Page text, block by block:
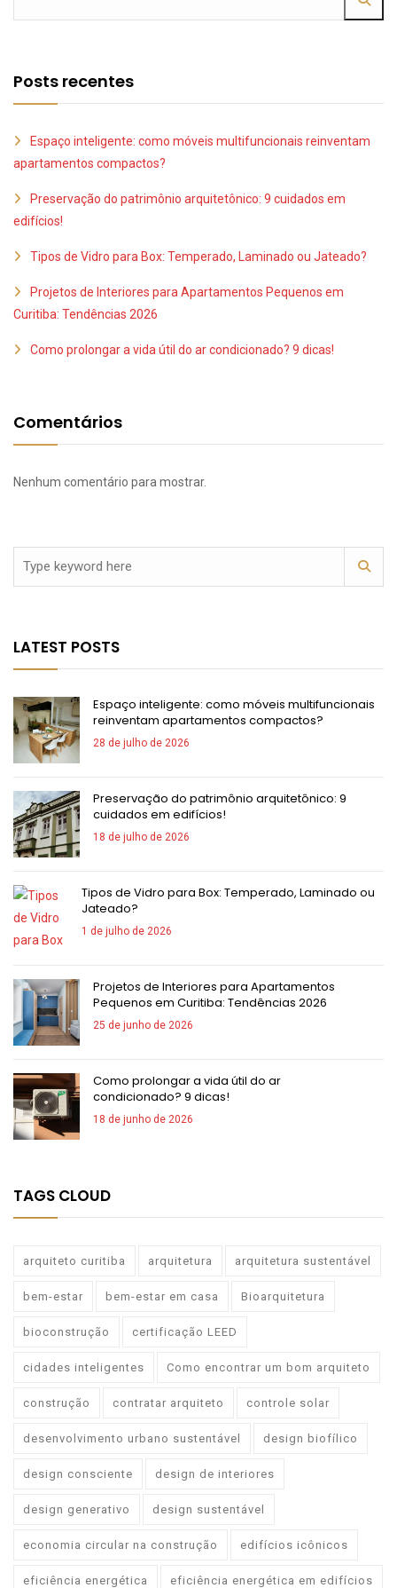
Posts recentes
Espaço inteligente: como móveis multifuncionais reinventam
apartamentos compactos?
Preservação do patrimônio arquitetônico: 9 cuidados em
edifícios!
Tipos de Vidro para Box: Temperado, Laminado ou Jateado?
Projetos de Interiores para Apartamentos Pequenos em
Curitiba: Tendências 2026
Como prolongar a vida útil do ar condicionado? 9 dicas!
Comentários
Nenhum comentário para mostrar.
LATEST POSTS
Espaço inteligente: como móveis multifuncionais
reinventam apartamentos compactos?
28 de julho de 2026
Preservação do patrimônio arquitetônico: 9
cuidados em edifícios!
18 de julho de 2026
Tipos de Vidro para Box: Temperado, Laminado ou
Jateado?
1 de julho de 2026
Projetos de Interiores para Apartamentos
Pequenos em Curitiba: Tendências 2026
25 de junho de 2026
Como prolongar a vida útil do ar
condicionado? 9 dicas!
18 de junho de 2026
TAGS CLOUD
arquiteto curitiba arquitetura arquitetura sustentável
bem-estar bem-estar em casa Bioarquitetura
bioconstrução certificação LEED
cidades inteligentes Como encontrar um bom arquiteto
construção contratar arquiteto controle solar
desenvolvimento urbano sustentável design biofílico
design consciente design de interiores
design generativo design sustentável
economia circular na construção edifícios icônicos
eficiência energética eficiência energética em edifícios